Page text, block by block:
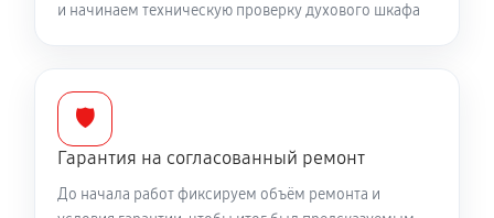
и начинаем техническую проверку духового шкафа
🛡️
Гарантия на согласованный ремонт
До начала работ фиксируем объём ремонта и